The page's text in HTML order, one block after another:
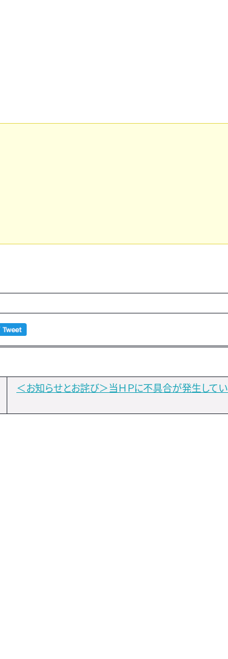
＜お知らせとお詫び＞当ＨＰに不具合が発生して